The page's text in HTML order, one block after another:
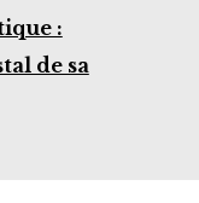
:
de sa